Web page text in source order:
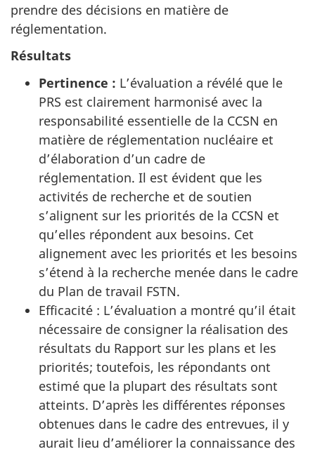
prendre des décisions en matière de
réglementation.
Résultats
Pertinence : L’évaluation a révélé que le
PRS est clairement harmonisé avec la
responsabilité essentielle de la CCSN en
matière de réglementation nucléaire et
d’élaboration d’un cadre de
réglementation. Il est évident que les
activités de recherche et de soutien
s’alignent sur les priorités de la CCSN et
qu’elles répondent aux besoins. Cet
alignement avec les priorités et les besoins
s’étend à la recherche menée dans le cadre
du Plan de travail FSTN.
Efficacité : L’évaluation a montré qu’il était
nécessaire de consigner la réalisation des
résultats du Rapport sur les plans et les
priorités; toutefois, les répondants ont
estimé que la plupart des résultats sont
atteints. D’après les différentes réponses
obtenues dans le cadre des entrevues, il y
aurait lieu d’améliorer la connaissance des